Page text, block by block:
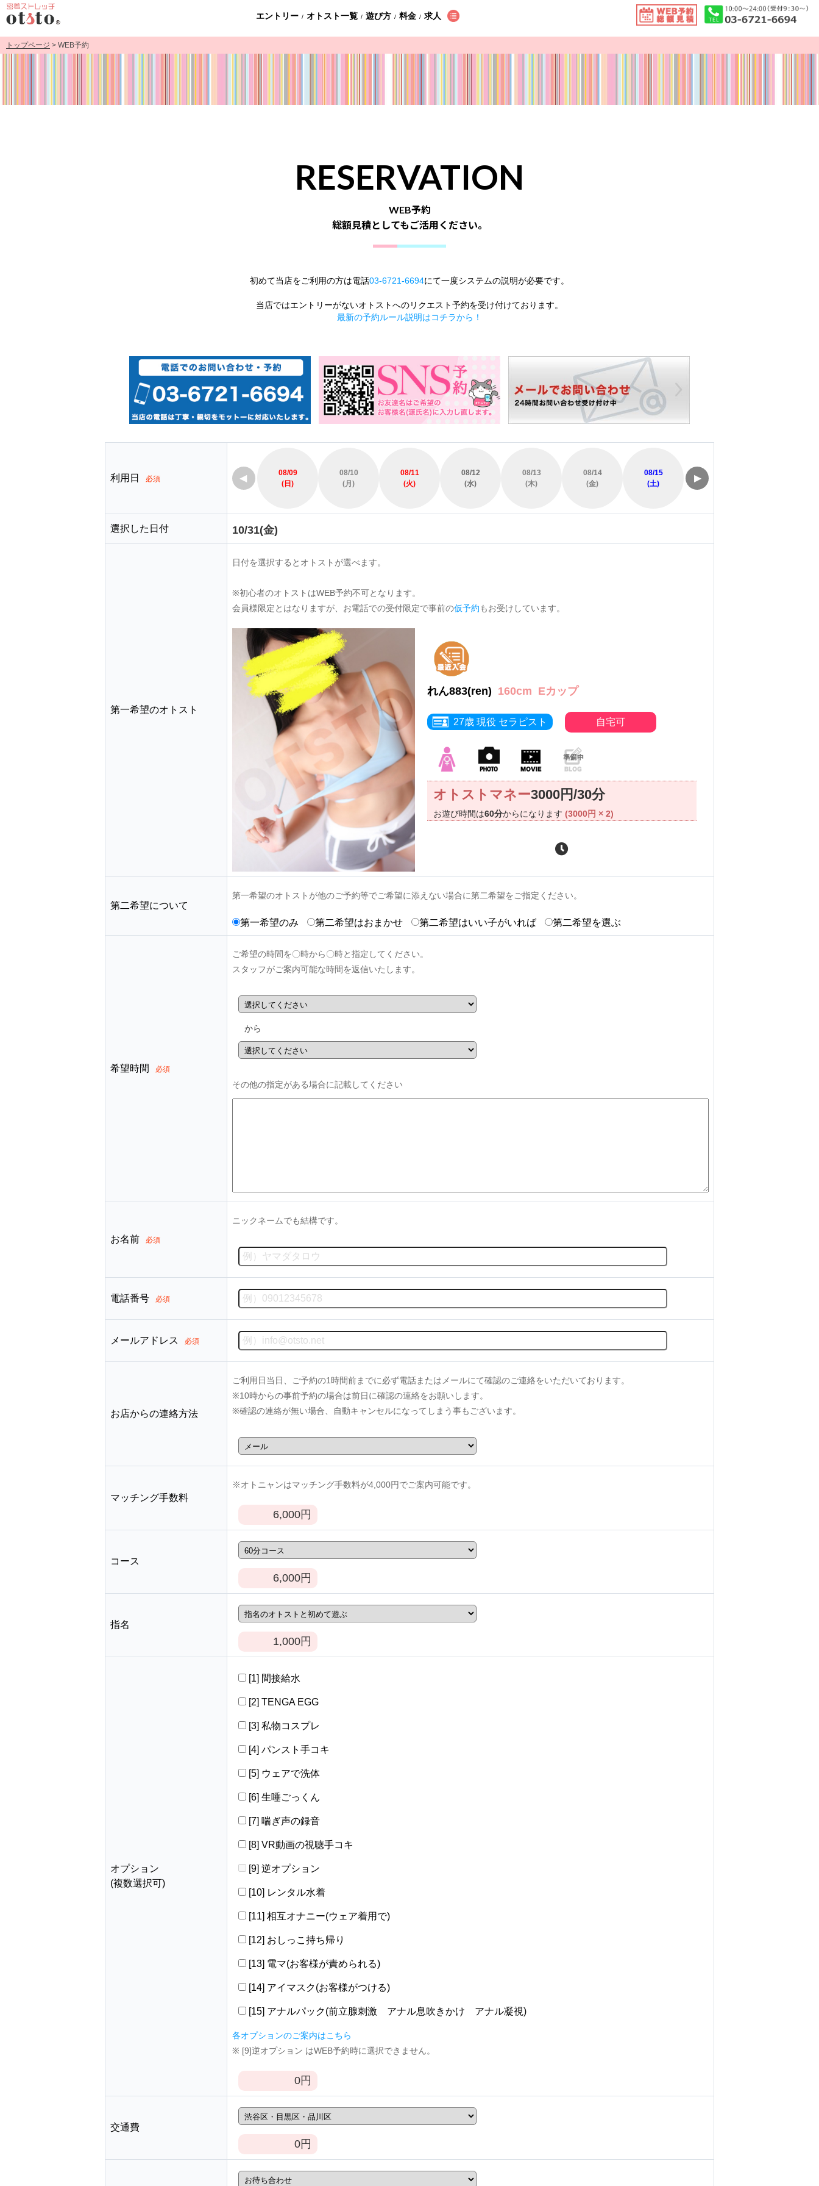
エントリー / オトスト一覧 / 遊び方 / 料金 / 求人
トップページ > WEB予約
RESERVATION
WEB予約
総額見積としてもご活用ください。
初めて当店をご利用の方は電話03-6721-6694にて一度システムの説明が必要です。
当店ではエントリーがないオトストへのリクエスト予約を受け付けております。
最新の予約ルール説明はコチラから！
利用日 必須 ◀
08/09
(日)
08/10
(月)
08/11
(火)
08/12
(水)
08/13
(木)
08/14
(金)
08/15
(土)
08/16
(日)
▶
選択した日付 10/31(金)
第一希望のオトスト
日付を選択するとオトストが選べます。
※初心者のオトストはWEB予約不可となります。
会員様限定とはなりますが、お電話での受付限定で事前の仮予約もお受けしています。
れん883(ren) 160cm Eカップ
27歳 現役 セラピスト 自宅可
オトストマネー3000円/30分
お遊び時間は60分からになります (3000円 × 2)
第二希望について
第一希望のオトストが他のご予約等でご希望に添えない場合に第二希望をご指定ください。
第一希望のみ 第二希望はおまかせ 第二希望はいい子がいれば 第二希望を選ぶ
希望時間 必須
ご希望の時間を〇時から〇時と指定してください。
スタッフがご案内可能な時間を返信いたします。
から
その他の指定がある場合に記載してください
お名前 必須
ニックネームでも結構です。
電話番号 必須
メールアドレス 必須
お店からの連絡方法
ご利用日当日、ご予約の1時間前までに必ず電話またはメールにて確認のご連絡をいただいております。
※10時からの事前予約の場合は前日に確認の連絡をお願いします。
※確認の連絡が無い場合、自動キャンセルになってしまう事もございます。
マッチング手数料
※オトニャンはマッチング手数料が4,000円でご案内可能です。
6,000円
コース
6,000円
指名
1,000円
オプション
(複数選択可)
[1] 間接給水
[2] TENGA EGG
[3] 私物コスプレ
[4] パンスト手コキ
[5] ウェアで洗体
[6] 生唾ごっくん
[7] 喘ぎ声の録音
[8] VR動画の視聴手コキ
[9] 逆オプション
[10] レンタル水着
[11] 相互オナニー(ウェア着用で)
[12] おしっこ持ち帰り
[13] 電マ(お客様が責められる)
[14] アイマスク(お客様がつける)
[15] アナルパック(前立腺刺激 アナル息吹きかけ アナル凝視)
各オプションのご案内はこちら
※ [9]逆オプション はWEB予約時に選択できません。
0円
交通費
0円